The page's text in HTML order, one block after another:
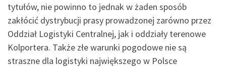
tytułów, nie powinno to jednak w żaden sposób
zakłócić dystrybucji prasy prowadzonej zarówno przez
Oddział Logistyki Centralnej, jak i oddziały terenowe
Kolportera. Także złe warunki pogodowe nie są
straszne dla logistyki największego w Polsce